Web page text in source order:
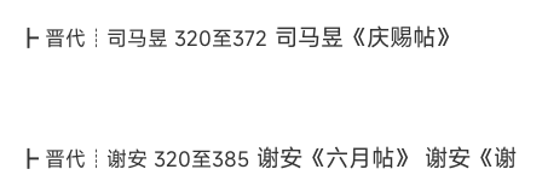
┣ 晋代┊司马昱 320至372 司马昱《庆赐帖》
┣ 晋代┊谢安 320至385 谢安《六月帖》 谢安《谢